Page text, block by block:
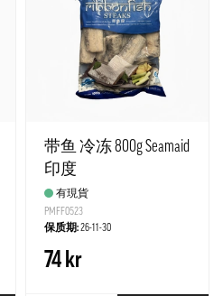
带鱼 冷冻 800g Seamaid
印度
有現貨
PMFF0523
保质期:26-11-30
74 kr